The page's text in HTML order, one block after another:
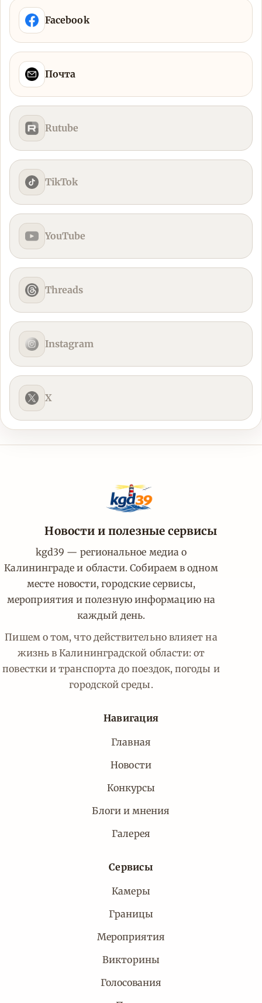
Facebook
Почта
Rutube
TikTok
YouTube
Threads
Instagram
X
Новости и полезные сервисы
kgd39 — региональное медиа о
Калининграде и области. Собираем в одном
месте новости, городские сервисы,
мероприятия и полезную информацию на
каждый день.
Пишем о том, что действительно влияет на
жизнь в Калининградской области: от
повестки и транспорта до поездок, погоды и
городской среды.
Навигация
Главная
Новости
Конкурсы
Блоги и мнения
Галерея
Сервисы
Камеры
Границы
Мероприятия
Викторины
Голосования